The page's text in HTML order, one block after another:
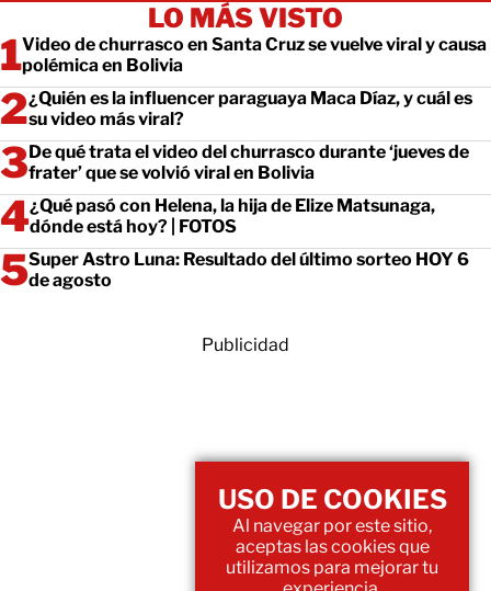
LO MÁS VISTO
Video de churrasco en Santa Cruz se vuelve viral y causa
polémica en Bolivia
¿Quién es la influencer paraguaya Maca Díaz, y cuál es
su video más viral?
De qué trata el video del churrasco durante ‘jueves de
frater’ que se volvió viral en Bolivia
¿Qué pasó con Helena, la hija de Elize Matsunaga,
dónde está hoy? | FOTOS
Super Astro Luna: Resultado del último sorteo HOY 6
de agosto
Publicidad
USO DE COOKIES
Al navegar por este sitio,
aceptas las cookies que
utilizamos para mejorar tu